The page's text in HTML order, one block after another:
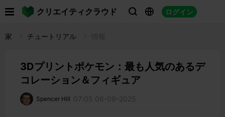
クリエイティクラウド   ログイン
家 チュートリアル
3Dプリントポケモン：最も人気のあるデ
コレーション＆フィギュア
Spencer Hill 07:05 06-09-2025